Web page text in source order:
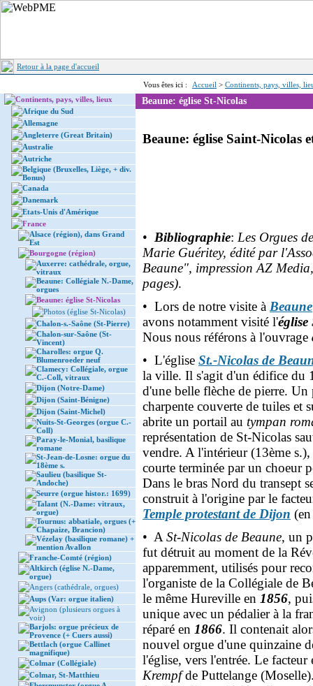
Retour à la page d'accueil
Vous êtes ici : Accueil > Continents, pays, villes,
Continents, pays, villes, lieux
Afrique du Sud
Allemagne
Angleterre (Great Britain)
Australie
Autriche
Belgique (Bruxelles, Liège, + div.
Bonus)
Canada
Danemark
Etats-Unis d'Amérique
France
Alsace (région), dans Grand
Est
Bourgogne (région)
Auxerre: cathédrale, orgue,
vitraux
Beaune: Collégiale N.-Dame,
orgues
Beaune: église St-Nicolas
Photos (église St-Nicolas)
Chalon-s.-Saône (St-Pierre)
Chalon-sur-Saône (St-
Vincent)
Charolles: orgue Q.
Blumenroeder neuf
Clamecy: Collégiale, orgue
C.-Coll, vitraux
Dijon (Notre-Dame)
Dijon (Saint-Bénigne)
Dijon (Saint-Michel)
Nuits-St-Georges (orgue C.-
Coll)
Paray-le-Monial, basilique
romane
St-Jean-de-Losne: orgue du
18ème s.
Saulieu (basilique St-
Andoche)
Seurre (orgue histor.: 1699)
Talant (N.-Dame: vitraux,
orgue)
Tournus: abbatiale, orgues (+
Chapaize, Brancion)
Vézelay (basilique romane) +
mention Avallon
Franche-Comté (région)
Altkirch (église N.-Dame,
orgue)
Angers (cathédrale, orgues)
Aups (Var: orgue italien)
Avignon (plusieurs orgues à
voir)
Barjols: orgue précieux de
Provence (+ Cuers aussi)
Bettlach (orgue Callinet
magnifique)
Colmar (Collégiale)
Colmar, St-Matthieu
Beaune: église St-Nicolas
Beaune: église Saint-Nicolas
• Bibliographie: Les Orgues
Marie Guéritey, édité par
Beaune", impression AZ
pages).
• Lors de notre visite à Beaune
avons notamment visité l'
Nous nous référons à l'ouvrage
• L'église St.-Nicolas de
la ville. Il s'agit d'un édifice du
d'une belle flèche de pierre.
charpente couverte de tuiles et
abrite un portail au tympan
représentation de St-Nicolas
vendre. A l'intérieur (13ème
courte terminée par un choeur
Dans le bras Nord du transept
construit à l'origine par le
Temple protestant de Dijon
• A St-Nicolas de Beaune, un
fut détruit au moment de la
apparemment, utilisés pour
l'organiste de la Collégiale de
le même Hureville en 1856,
unique avec un pédalier à la
réparé en 1866. Il contenait
nouvel orgue d'une quinzaine
l'église, vers l'entrée. Le
Krempfde Puttelange